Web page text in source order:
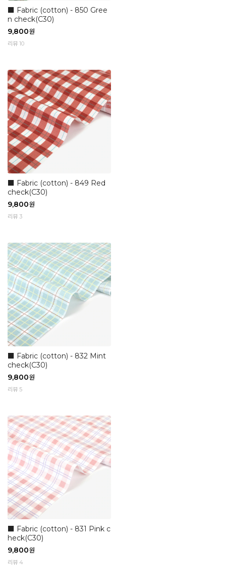
■ Fabric (cotton) - 850 Gree
n check(C30)
9,800원
리뷰 10
■ Fabric (cotton) - 849 Red
check(C30)
9,800원
리뷰 3
■ Fabric (cotton) - 832 Mint
check(C30)
9,800원
리뷰 5
■ Fabric (cotton) - 831 Pink c
heck(C30)
9,800원
리뷰 4